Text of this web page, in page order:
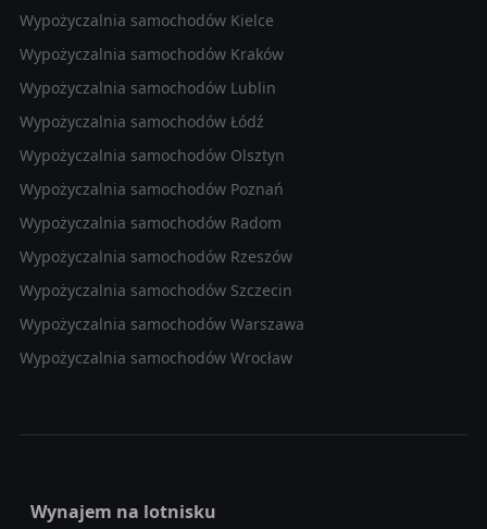
Wypożyczalnia samochodów Kielce
Wypożyczalnia samochodów Kraków
Wypożyczalnia samochodów Lublin
Wypożyczalnia samochodów Łódź
Wypożyczalnia samochodów Olsztyn
Wypożyczalnia samochodów Poznań
Wypożyczalnia samochodów Radom
Wypożyczalnia samochodów Rzeszów
Wypożyczalnia samochodów Szczecin
Wypożyczalnia samochodów Warszawa
Wypożyczalnia samochodów Wrocław
Wynajem na lotnisku